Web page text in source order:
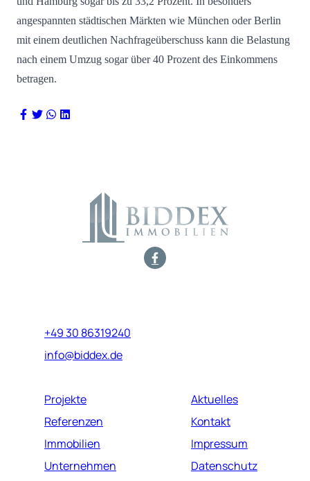
angespannten städtischen Märkten wie München oder Berlin
mit einem deutlichen Nachfrageüberschuss kann die Belastung
nach einem Umzug sogar über 40 Prozent des Einkommens
betragen.
+49 30 86319240
info@biddex.de
Projekte
Referenzen
Immobilien
Unternehmen
Aktuelles
Kontakt
Impressum
Datenschutz